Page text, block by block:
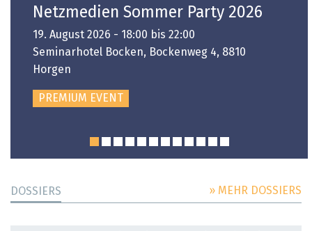
Netzmedien Sommer Party 2026
19. August 2026 - 18:00 bis 22:00
Seminarhotel Bocken, Bockenweg 4, 8810
Horgen
PREMIUM EVENT
DOSSIERS » MEHR DOSSIERS